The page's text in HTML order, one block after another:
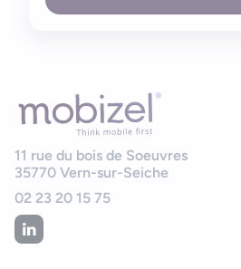
11 rue du bois de Soeuvres
35770 Vern-sur-Seiche
02 23 20 15 75